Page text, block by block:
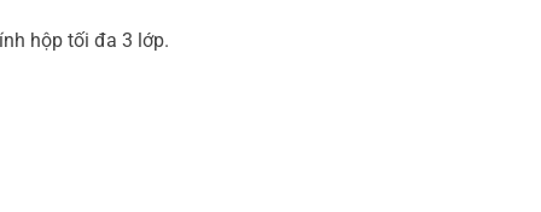
hộp tối đa 3 lớp.